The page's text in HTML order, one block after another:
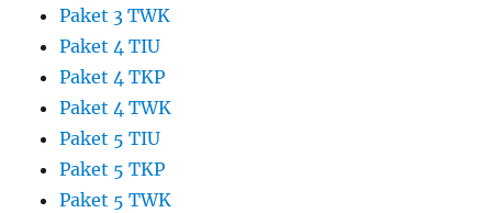
Paket 3 TWK
Paket 4 TIU
Paket 4 TKP
Paket 4 TWK
Paket 5 TIU
Paket 5 TKP
Paket 5 TWK